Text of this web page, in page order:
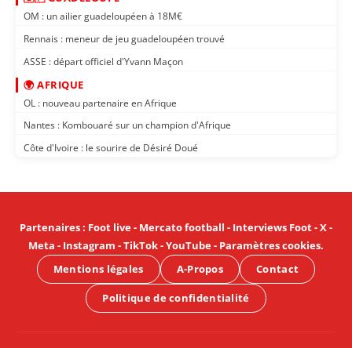
OM : un ailier guadeloupéen à 18M€
Rennais : meneur de jeu guadeloupéen trouvé
ASSE : départ officiel d'Yvann Maçon
🌍 AFRIQUE
OL : nouveau partenaire en Afrique
Nantes : Kombouaré sur un champion d'Afrique
Côte d'Ivoire : le sourire de Désiré Doué
Partenaires: Foot live- Mercato football - Interviews Foot-X-
Meta - Instagram -TikTok-YouTube- Paramètres cookies.
Mentions légales
A-Propos Contact
Politique de confidentialité